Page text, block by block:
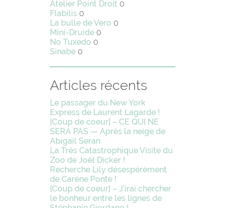
Atelier Point Droit 0
Flabilis0
La bulle de Vero 0
Mini-Druide0
No Tuxedo 0
Sinabe0
Articles récents
Le passager du New York
Express de Laurent Lagarde !
[Coup de coeur] – CE QUI NE
SERA PAS — Après la neige de
Abigail Seran
La Très Catastrophique Visite du
Zoo de Joël Dicker !
Recherche Lily désespérément
de Carène Ponte !
[Coup de coeur] – J’irai chercher
le bonheur entre les lignes de